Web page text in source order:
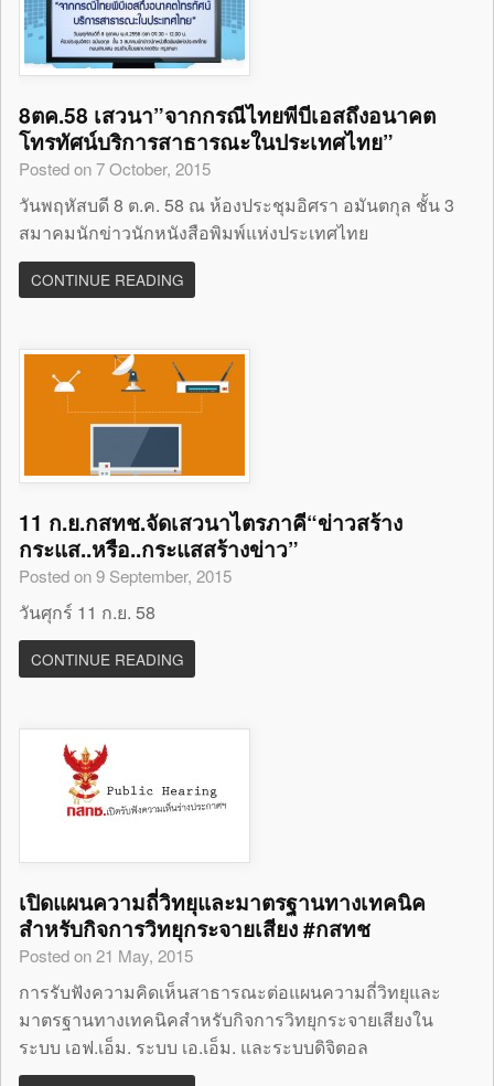
8ตค.58 เสวนา”จากกรณีไทยพีบีเอสถึงอนาคต
โทรทัศน์บริการสาธารณะในประเทศไทย”
Posted on 7 October, 2015
วันพฤหัสบดี 8 ต.ค. 58 ณ ห้องประชุมอิศรา อมันตกุล ชั้น 3
สมาคมนักข่าวนักหนังสือพิมพ์แห่งประเทศไทย
CONTINUE READING
11 ก.ย.กสทช.จัดเสวนาไตรภาคี“ข่าวสร้าง
กระแส..หรือ..กระแสสร้างข่าว”
Posted on 9 September, 2015
วันศุกร์ 11 ก.ย. 58
CONTINUE READING
เปิดแผนความถี่วิทยุและมาตรฐานทางเทคนิค
สำหรับกิจการวิทยุกระจายเสียง #กสทช
Posted on 21 May, 2015
การรับฟังความคิดเห็นสาธารณะต่อแผนความถี่วิทยุและ
มาตรฐานทางเทคนิคสำหรับกิจการวิทยุกระจายเสียงใน
ระบบ เอฟ.เอ็ม. ระบบ เอ.เอ็ม. และระบบดิจิตอล